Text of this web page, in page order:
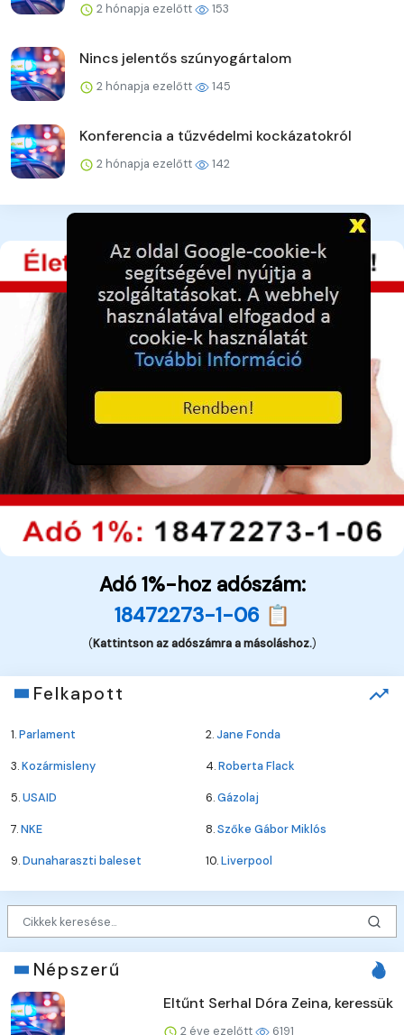
2 hónapja ezelőtt 153
Nincs jelentős szúnyogártalom
2 hónapja ezelőtt 145
Konferencia a tűzvédelmi kockázatokról
2 hónapja ezelőtt 142
Adó 1%-hoz adószám:
18472273-1-06 📋
(Kattintson az adószámra a másoláshoz.)
Felkapott
1.Parlament 2.Jane Fonda
3.Kozármisleny 4.Roberta Flack
5.USAID 6.Gázolaj
7.NKE 8.Szőke Gábor Miklós
9.Dunaharaszti baleset 10.Liverpool
Népszerű
Eltűnt Serhal Dóra Zeina, keressük
2 éve ezelőtt 6191